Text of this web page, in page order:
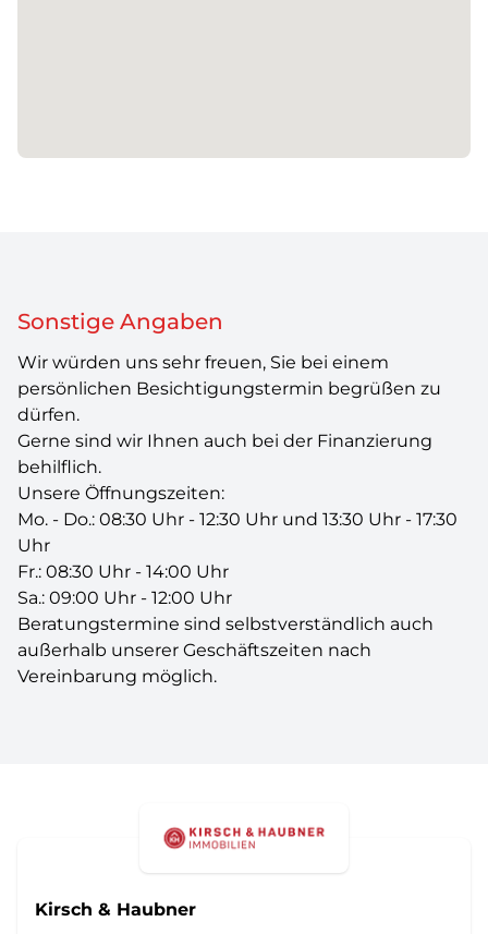
Sonstige Angaben
Wir würden uns sehr freuen, Sie bei einem
persönlichen Besichtigungstermin begrüßen zu
dürfen.
Gerne sind wir Ihnen auch bei der Finanzierung
behilflich.
Unsere Öffnungszeiten:
Mo. - Do.: 08:30 Uhr - 12:30 Uhr und 13:30 Uhr - 17:30
Uhr
Fr.: 08:30 Uhr - 14:00 Uhr
Sa.: 09:00 Uhr - 12:00 Uhr
Beratungstermine sind selbstverständlich auch
außerhalb unserer Geschäftszeiten nach
Vereinbarung möglich.
Kirsch & Haubner